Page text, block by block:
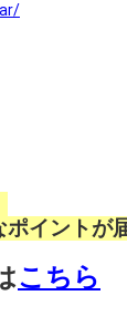
イントが
こちら